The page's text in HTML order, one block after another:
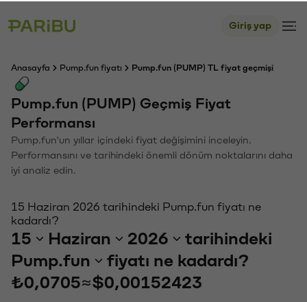
Giriş yap
Anasayfa Pump.fun fiyatı Pump.fun (PUMP) TL fiyat geçmişi
Pump.fun (PUMP) Geçmiş Fiyat
Performansı
Pump.fun'un yıllar içindeki fiyat değişimini inceleyin.
Performansını ve tarihindeki önemli dönüm noktalarını daha
iyi analiz edin.
15 Haziran 2026 tarihindeki Pump.fun fiyatı ne
kadardı?
15 Haziran 2026
tarihindeki
Pump.fun
fiyatı ne kadardı?
₺0,0705≈$0,00152423